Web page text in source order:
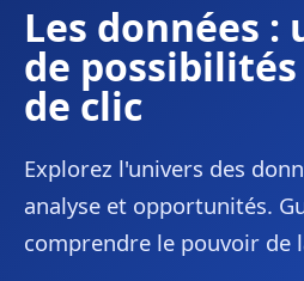
Les données :
de
de clic
Explorez l'univers des
analyse et opportunités.
comprendre le pouvoir de